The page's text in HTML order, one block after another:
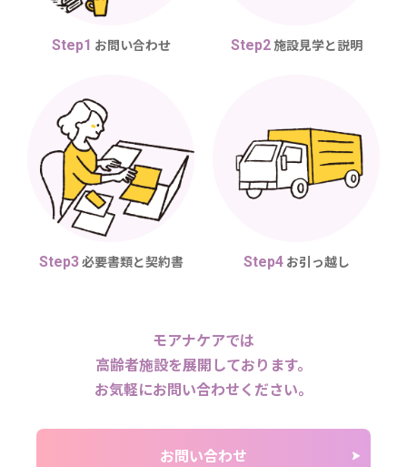
Step1 お問い合わせ Step2施設見学と説明
Step3必要書類と契約書 Step4お引っ越し
モアナケアでは
高齢者施設を展開しております。
お気軽にお問い合わせください。
お問い合わせ